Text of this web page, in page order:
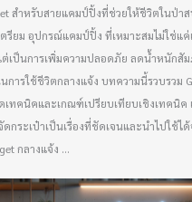
สำหรับสายแคมป์ปิ้งที่ช่วยให้ชีวิตในป่
รียม อุปกรณ์แคมป์ปิ้ง ที่เหมาะสมไม่ใช่แค่
เป็นการเพิ่มความปลอดภัย ลดน้ำหนักสัม
การใช้ชีวิตกลางแจ้ง บทความนี้รวบรวม
เทคนิคและเกณฑ์เปรียบเทียบเชิงเทคนิ
กระเป๋าเป็นเรื่องที่ชัดเจนและนำไปใช้ไ
กลางแจ้ง ...